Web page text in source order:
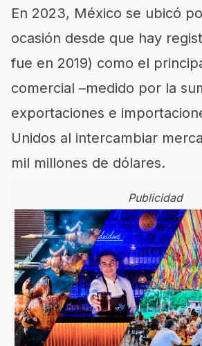
En 2023, México se ubicó
ocasión desde que hay
fue en 2019) como el
comercial –medido por la
exportaciones e
Unidos al intercambiar
mil millones de dólares.
Publicidad